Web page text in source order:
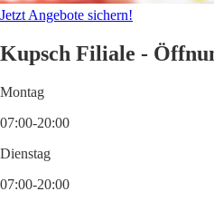
Jetzt Angebote sichern!
Kupsch Filiale -
Montag
07:00-20:00
Dienstag
07:00-20:00